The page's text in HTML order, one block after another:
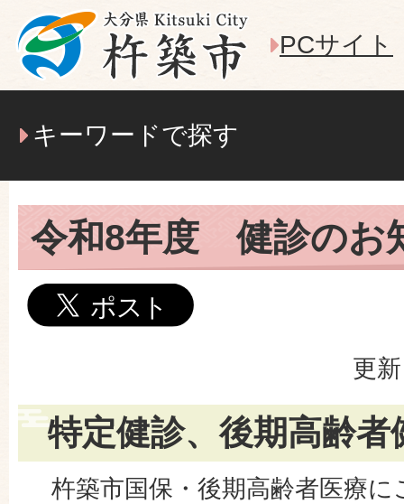
PCサイト
キーワードで探す
令和8年度 健診のお
更
特定健診、後期高齢者
杵築市国保・後期高齢者医療に